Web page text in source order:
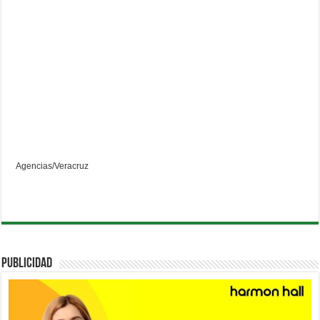
Agencias/Veracruz
PUBLICIDAD